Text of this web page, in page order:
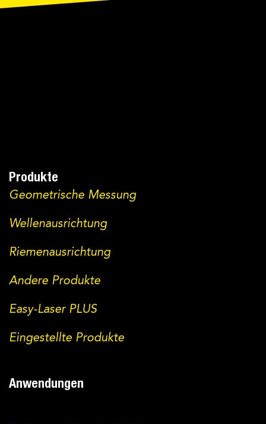
Produkte
Geometrische Messung
Wellenausrichtung
Riemenausrichtung
Andere Produkte
Easy-Laser PLUS
Eingestellte Produkte
Anwendungen